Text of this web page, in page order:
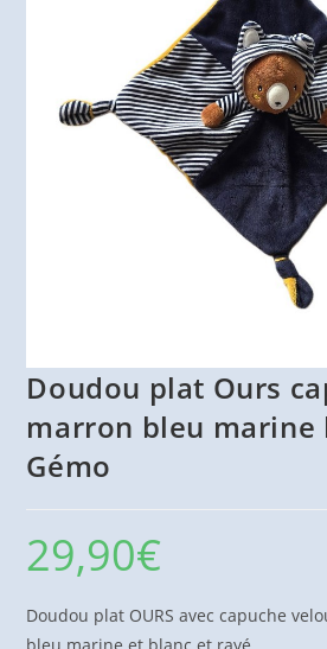
Doudou plat Ours
marron bleu marine
Gémo
29,90€
Doudou plat OURS avec capuche